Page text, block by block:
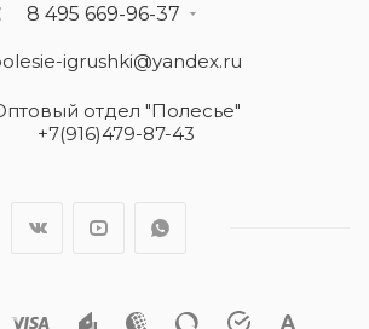
8 495 669-96-37
igrushki@yandex.ru
отдел "Полесье"
+7(916)479-87-43